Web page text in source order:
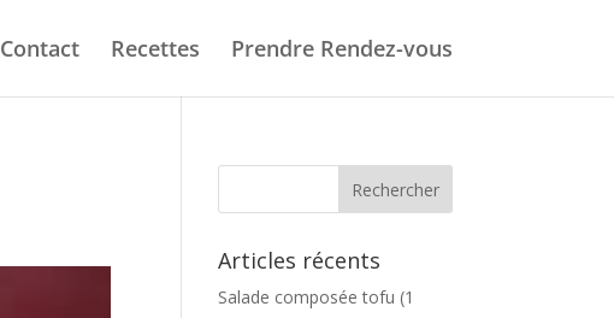
Contact Recettes Prendre Rendez-vous
Articles récents
Salade composée tofu (1